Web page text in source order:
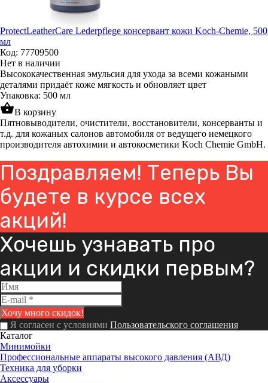
ProtectLeatherCare Lederpflege консервант кожи Koch-Chemie, 500
мл
Код: 77709500
Нет в наличии
Высококачественная эмульсия для ухода за всеми кожаными
деталями придаёт коже мягкость и обновляет цвет
Упаковка: 500 мл
shopping_basketВ корзину
Пятновыводители, очистители, восстановители, консерванты и
т.д. для кожаных салонов автомобиля от ведущего немецкого
производителя автохимии и автокосметики Koch Chemie GmbH.
Поздравляем! Теперь Вы
будете в курсе всех
акций!
Хочешь узнавать про
акции и скидки первым?
Я согласен с условиями Пользовательского соглашения
Каталог
Минимойки
Профессиональные аппараты высокого давления (АВД)
Техника для уборки
Аксессуары